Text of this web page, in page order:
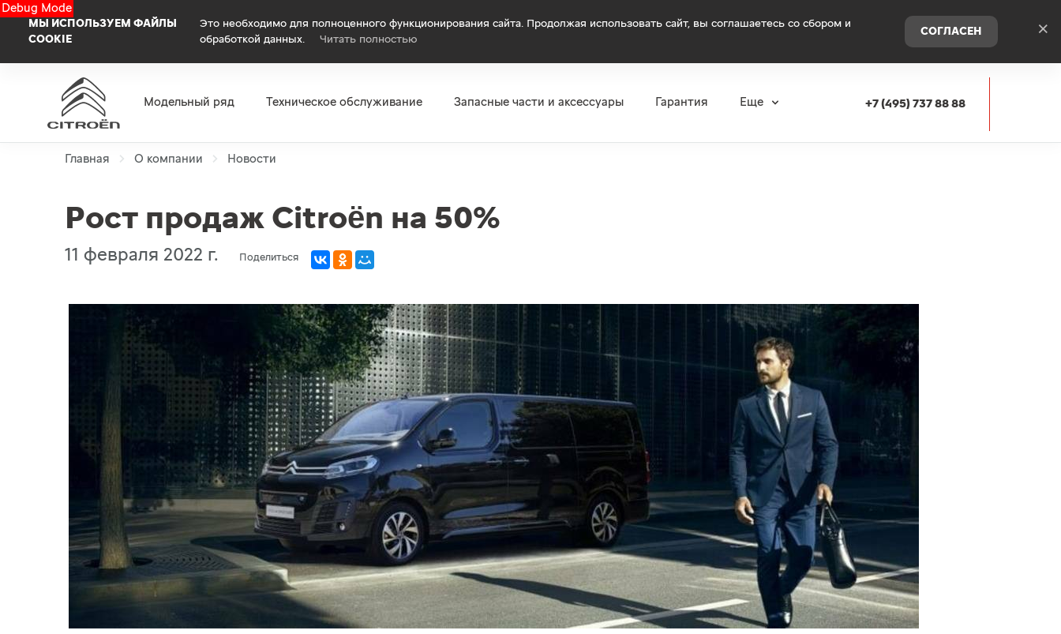
Debug Mode
МЫ ИСПОЛЬЗУЕМ ФАЙЛЫ
COOKIE
Это необходимо для полноценного функционирования сайта. Продолжая использовать сайт, вы соглашаетесь со сбором и
обработкой данных.
Читать полностью
СОГЛАСЕН ×
Модельный ряд Техническое обслуживание Запасные части и аксессуары Гарантия Еще +7 (495) 737 88 88
Главная О компании Новости
Рост продаж Citroën на 50%
11 февраля 2022 г. Поделиться